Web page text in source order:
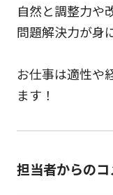
自然と調整力や
問題解決力が身
お仕事は適性や
ます！
担当者からのコ